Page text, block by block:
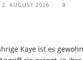
2. AUGUST 2026 0
Kaye ist es